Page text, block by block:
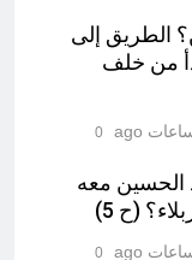
الطريق إلى
من خلف
0
الحسين معه
(ح 5)
0